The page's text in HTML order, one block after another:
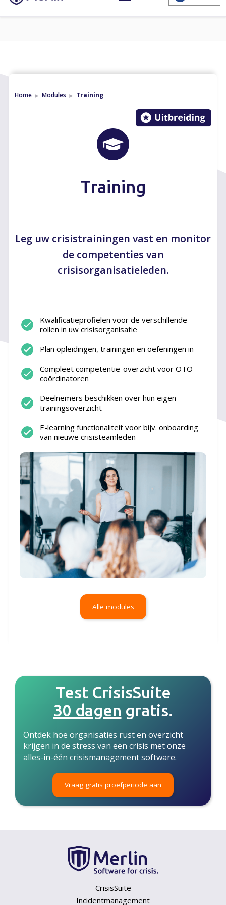
Home ► Modules ► Training
Training
Leg uw crisistrainingen vast en monitor
de competenties van
crisisorganisatieleden.
Kwalificatieprofielen voor de verschillende
rollen in uw crisisorganisatie
Plan opleidingen, trainingen en oefeningen in
Compleet competentie-overzicht voor OTO-
coördinatoren
Deelnemers beschikken over hun eigen
trainingsoverzicht
E-learning functionaliteit voor bijv. onboarding
van nieuwe crisisteamleden
Alle modules
Test CrisisSuite
30 dagen gratis.
Ontdek hoe organisaties rust en overzicht
krijgen in de stress van een crisis met onze
alles-in-één crisismanagement software.
Vraag gratis proefperiode aan
CrisisSuite
Incidentmanagement